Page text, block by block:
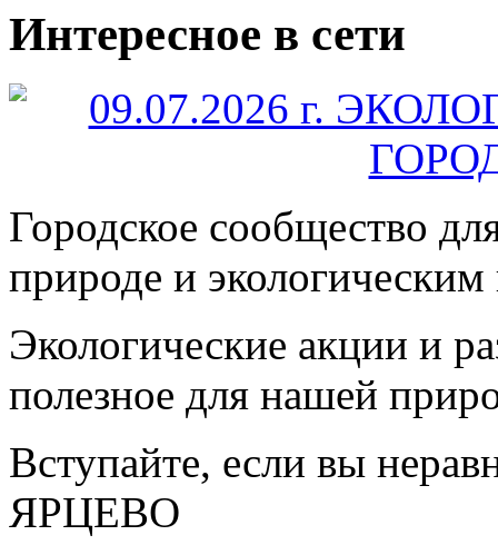
Интересное в сети
Городское сообщество
природе и
Экологические акции и
полезное для нашей
Вступайте, если вы
ЯРЦЕВО